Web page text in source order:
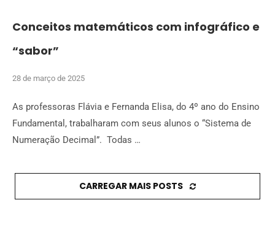
Conceitos matemáticos com infográfico e
“sabor”
28 de março de 2025
As professoras Flávia e Fernanda Elisa, do 4º ano do Ensino
Fundamental, trabalharam com seus alunos o “Sistema de
Numeração Decimal”. Todas …
CARREGAR MAIS POSTS